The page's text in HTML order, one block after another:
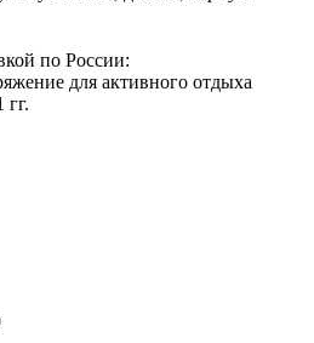
по России:
для активного отдыха
гг.